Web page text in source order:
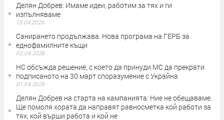
Делян Добрев: Имаме идеи, работим за тях и ги
изпълняваме
15.04.2026
Санирането продължава. Нова програма на ГЕРБ за
еднофамилните къщи
02.04.2026
НС обсъжда решение, с което да принуди МС да прекрати
подписаното на 30 март споразумение с Украйна
01.04.2026
Делян Добрев на старта на кампанията: Ние не обещаваме.
Ще помоля хората да направят равносметка кой работи за
тях, кой върши работа и кой не